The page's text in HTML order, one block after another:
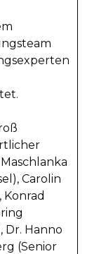
Carolin
Konrad
Dr. Hanno
(Senior